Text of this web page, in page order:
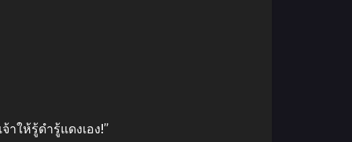
ให้รู้ดำรู้แดงเอง!”